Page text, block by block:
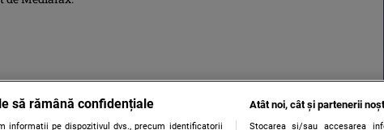
să rămână confidențiale
informații pe dispozitivul dvs., precum identificatorii
Atât noi, cât și partenerii
Stocarea și/sau accesarea